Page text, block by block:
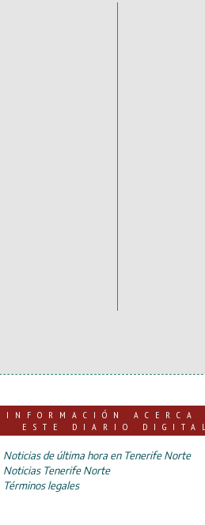
INFORMACIÓN ACERCA
ESTE DIARIO
Noticias de última hora en Tenerife Norte
Noticias Tenerife Norte
Términos legales